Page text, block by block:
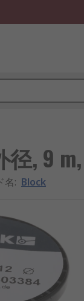
, 9 m,
名: Block